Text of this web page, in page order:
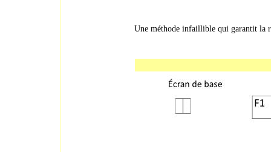
Une méthode infaillible qui garantit la